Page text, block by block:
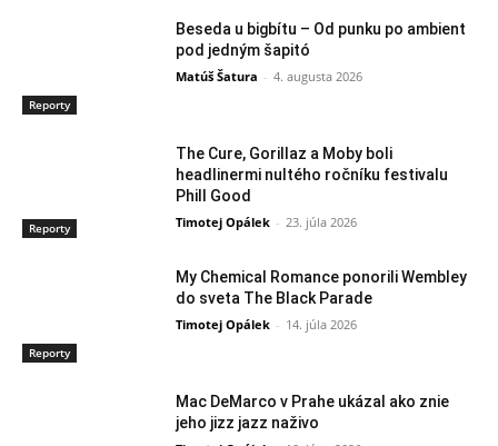
Reporty
Beseda u bigbítu – Od punku po ambient
pod jedným šapitó
Matúš Šatura - 4. augusta 2026
Reporty
The Cure, Gorillaz a Moby boli
headlinermi nultého ročníku festivalu
Phill Good
Timotej Opálek - 23. júla 2026
Reporty
My Chemical Romance ponorili Wembley
do sveta The Black Parade
Timotej Opálek - 14. júla 2026
Mac DeMarco v Prahe ukázal ako znie
jeho jizz jazz naživo